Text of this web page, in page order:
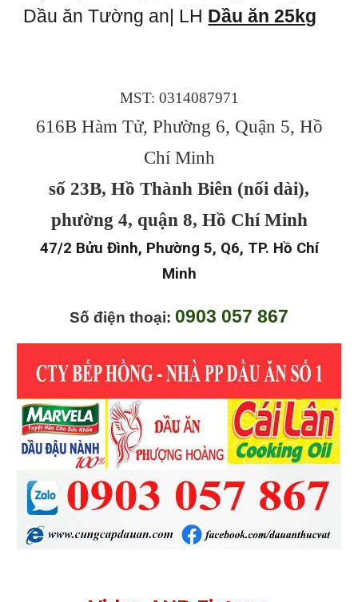
Dầu ăn Tường an| LH Dầu ăn 25kg
MST: 0314087971
616B Hàm Tử, Phường 6, Quận 5, Hồ
Chí Minh
số 23B, Hồ Thành Biên (nối dài),
phường 4, quận 8, Hồ Chí Minh
47/2 Bửu Đình, Phường 5, Q6, TP. Hồ Chí
Minh
Số điện thoại: 0903 057 867